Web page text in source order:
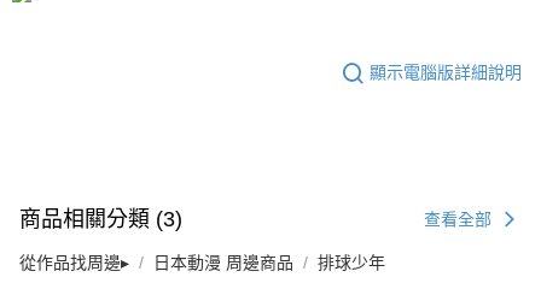
顯示電腦版詳細說明
商品相關分類 (3) 查看全部
從作品找周邊▸ 日本動漫 周邊商品 排球少年